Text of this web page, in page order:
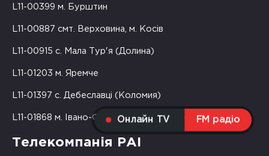
Онлайн TV FM радіо
L11-00399 м. Бурштин
L11-00887 смт. Верховина, м. Косів
L11-00915 с. Мала Тур'я (Долина)
L11-01203 м. Яремче
L11-01397 с. Дебеславці (Коломия)
L11-01868 м. Івано-Франківськ, м. Надвірна
Телекомпанія РАІ